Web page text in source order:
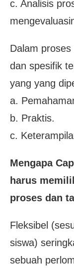
c. Analisis
Dalam
dan spesifik
yang yang
a.
b. Praktis.
c.
Mengapa
harus
proses dan
Fleksibel
siswa)
sebuah